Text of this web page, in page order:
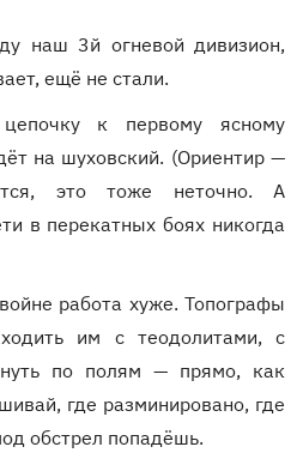
наш 3й огневой дивизион,
ещё не стали.
к первому ясному
на шуховский. (Ориентир —
это тоже неточно. А
в перекатных боях никогда
работа хуже. Топографы
им с теодолитами, с
по полям — прямо, как
где разминировано, где
обстрел попадёшь.